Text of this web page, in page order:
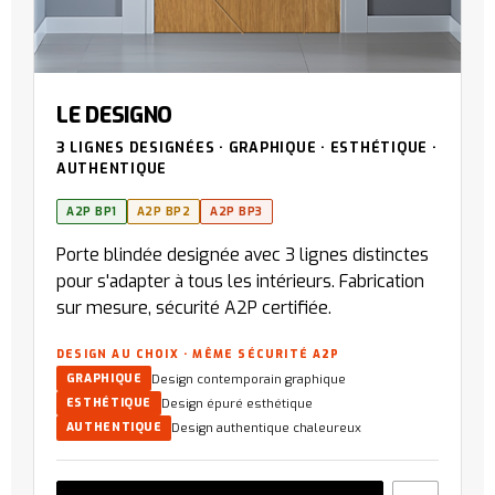
LE DESIGNO
3 LIGNES DESIGNÉES · GRAPHIQUE · ESTHÉTIQUE ·
AUTHENTIQUE
A2P BP1 A2P BP2 A2P BP3
Porte blindée designée avec 3 lignes distinctes
pour s'adapter à tous les intérieurs. Fabrication
sur mesure, sécurité A2P certifiée.
DESIGN AU CHOIX · MÊME SÉCURITÉ A2P
GRAPHIQUE
Design contemporain graphique
ESTHÉTIQUE Design épuré esthétique
AUTHENTIQUE Design authentique chaleureux